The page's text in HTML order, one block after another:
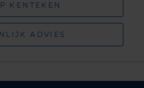
KENTEKEN
ADVIES